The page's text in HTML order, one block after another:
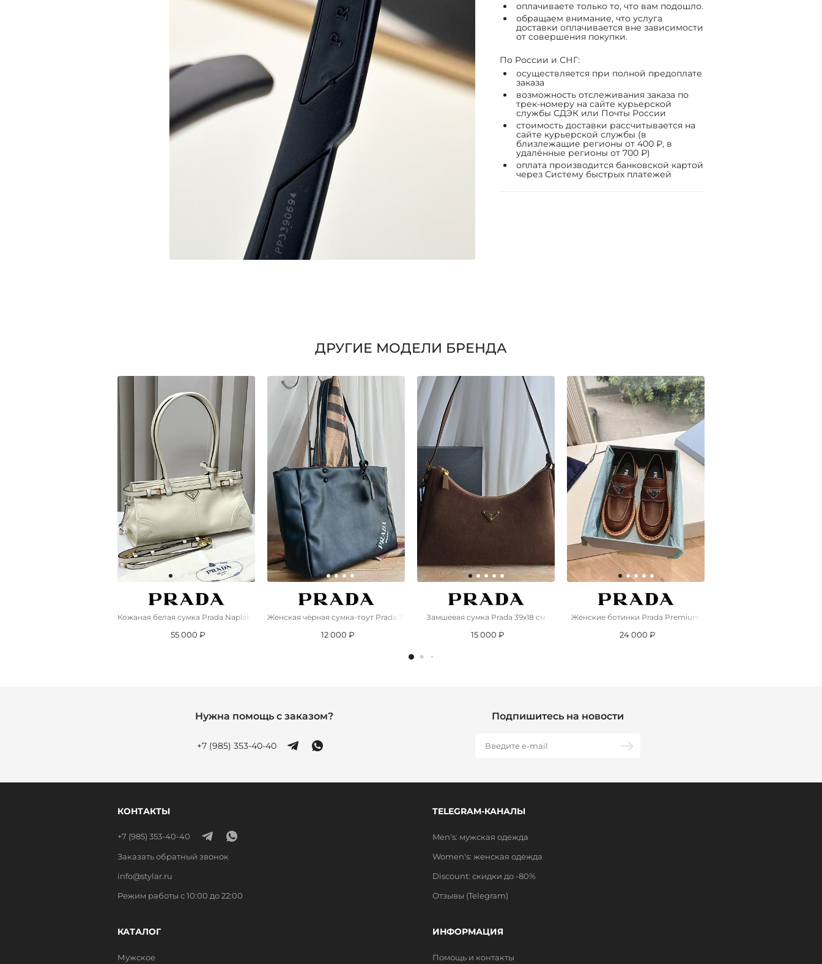
оплачиваете только то, что вам подошло.
обращаем внимание, что услуга
доставки оплачивается вне зависимости
от совершения покупки.
По России и СНГ:
осуществляется при полной предоплате
заказа
возможность отслеживания заказа по
трек-номеру на сайте курьерской
службы СДЭК или Почты России
стоимость доставки рассчитывается на
сайте курьерской службы (в
близлежащие регионы от 400 ₽, в
удалённые регионы от 700 ₽)
оплата производится банковской картой
через Систему быстрых платежей
ДРУГИЕ МОДЕЛИ БРЕНДА
Кожаная белая сумка Prada Naplak Premium 32x15x11 см
55 000 ₽
Женская чёрная сумка-тоут Prada 35x27 см
12 000 ₽
Замшевая сумка Prada 39x18 см
15 000 ₽
Женские ботинки Prada Premium
24 000 ₽
Нужна помощь с заказом?
+7 (985) 353-40-40
Подпишитесь на новости
КОНТАКТЫ
+7 (985) 353-40-40
Заказать обратный звонок
info@stylar.ru
Режим работы с 10:00 до 22:00
TELEGRAM-КАНАЛЫ
Men's: мужская одежда
Women's: женская одежда
Discount: скидки до -80%
Отзывы (Telegram)
КАТАЛОГ
Мужское
ИНФОРМАЦИЯ
Помощь и контакты